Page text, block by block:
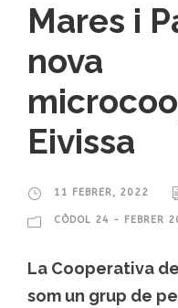
Mares i
nova
Eivissa
11 FEBRER, 2022
CÒDOL 24 - FEBRER
La Cooperativa
som un grup de